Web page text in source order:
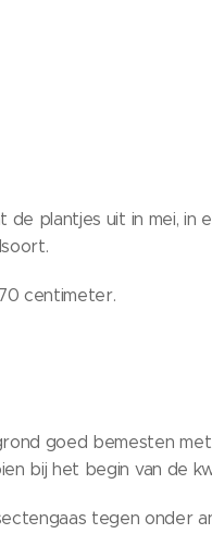
de plantjes uit in mei, in
centimeter.
goed bemesten met
bij het begin van de
tegen onder